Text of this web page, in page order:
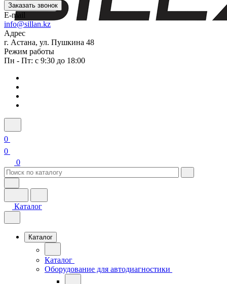
Заказать звонок
E-mail
info@sillan.kz
Адрес
г. Астана, ул. Пушкина 48
Режим работы
Пн - Пт: с 9:30 до 18:00
0
0
0
Каталог
Каталог
Каталог
Оборудование для автодиагностики